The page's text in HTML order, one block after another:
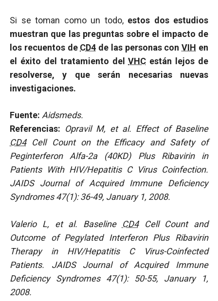
Si se toman como un todo, estos dos estudios
muestran que las preguntas sobre el impacto de
los recuentos de CD4 de las personas conVIH en
el éxito del tratamiento delVHC están lejos de
resolverse, y que serán necesarias nuevas
investigaciones.
Fuente: Aidsmeds.
Referencias: Opravil M, et al. Effect of Baseline
CD4Cell Count on the Efficacy and Safety of
Peginterferon Alfa-2a (40KD) Plus Ribavirin in
Patients With HIV/Hepatitis C Virus Coinfection.
JAIDS Journal of Acquired Immune Deficiency
Syndromes 47(1): 36-49, January 1, 2008.
Valerio L, et al. Baseline CD4Cell Count and
Outcome of Pegylated Interferon Plus Ribavirin
Therapy in HIV/Hepatitis C Virus-Coinfected
Patients. JAIDS Journal of Acquired Immune
Deficiency Syndromes 47(1): 50-55, January 1,
2008.